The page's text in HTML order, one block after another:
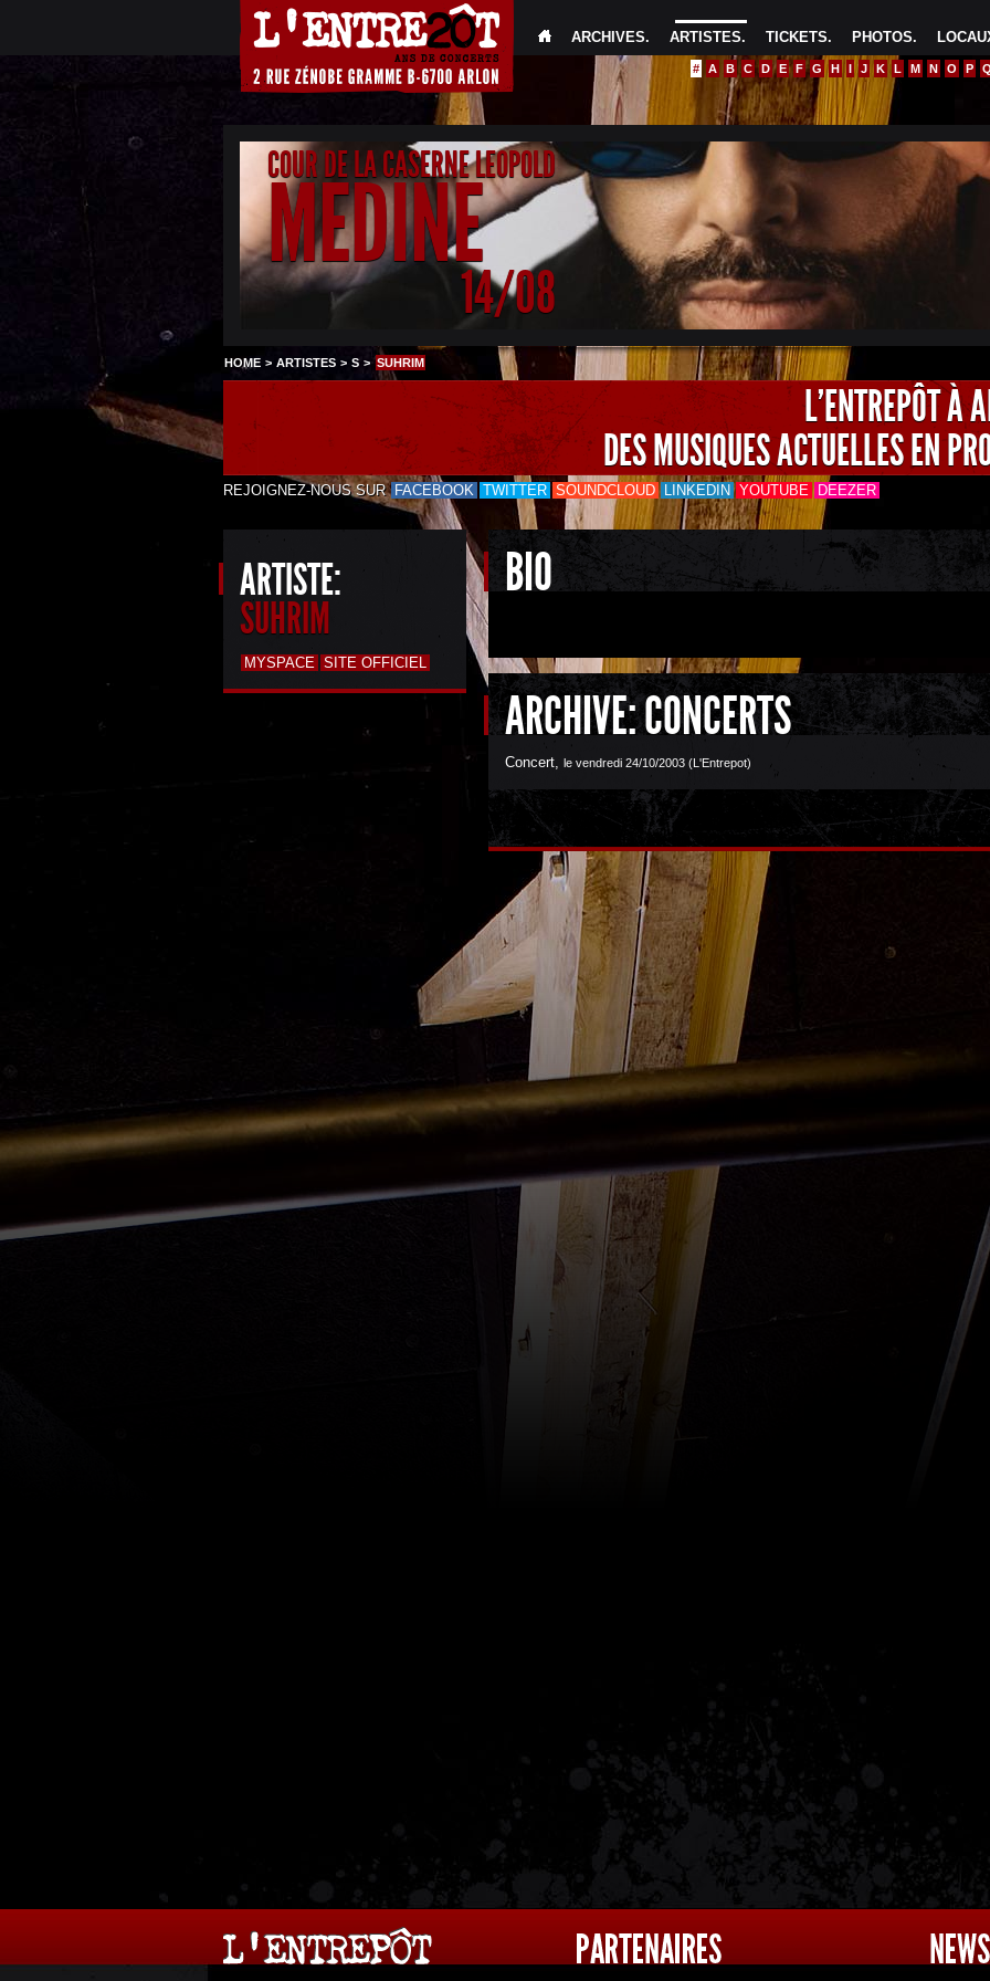
PHOTOS.
TICKETS.
ARTISTES.
ARCHIVES.
# A B C D E F G H I J K L M N O P
COUR DE LA CASERNE LEOPOLD
MEDINE
14/08
HOME > ARTISTES > S > SUHRIM
L'ENTREPÔT À
DES MUSIQUES ACTUELLES EN
REJOIGNEZ-NOUS SUR FACEBOOK TWITTER SOUNDCLOUD LINKEDIN YOUTUBE DEEZER
ARTISTE:
SUHRIM
MYSPACE SITE OFFICIEL
BIO
ARCHIVE: CONCERTS
Concert, le vendredi 24/10/2003 (L'Entrepot)